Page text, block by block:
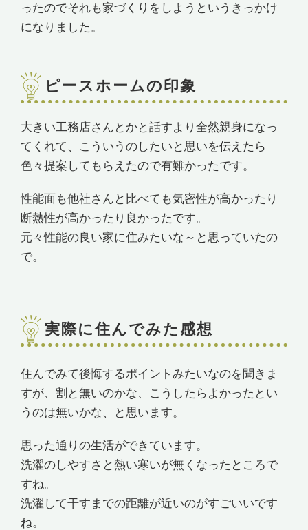
ったのでそれも家づくりをしようというきっかけ
になりました。
ピースホームの印象
大きい工務店さんとかと話すより全然親身になっ
てくれて、こういうのしたいと思いを伝えたら
色々提案してもらえたので有難かったです。
性能面も他社さんと比べても気密性が高かったり
断熱性が高かったり良かったです。
元々性能の良い家に住みたいな～と思っていたの
で。
実際に住んでみた感想
住んでみて後悔するポイントみたいなのを聞きま
すが、割と無いのかな、こうしたらよかったとい
うのは無いかな、と思います。
思った通りの生活ができています。
洗濯のしやすさと熱い寒いが無くなったところで
すね。
洗濯して干すまでの距離が近いのがすごいいです
ね。